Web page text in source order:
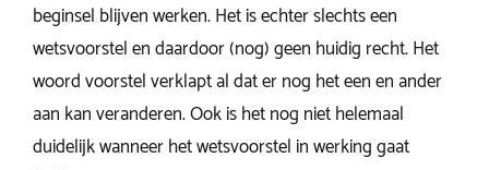
beginsel blijven werken. Het is echter slechts een
wetsvoorstel en daardoor (nog) geen huidig recht. Het
woord voorstel verklapt al dat er nog het een en ander
aan kan veranderen. Ook is het nog niet helemaal
duidelijk wanneer het wetsvoorstel in werking gaat